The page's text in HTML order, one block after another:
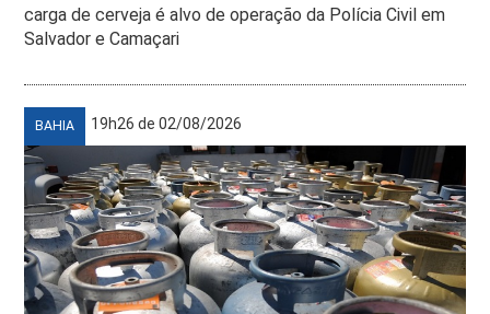
carga de cerveja é alvo de operação da Polícia Civil em
Salvador e Camaçari
BAHIA 19h26 de 02/08/2026